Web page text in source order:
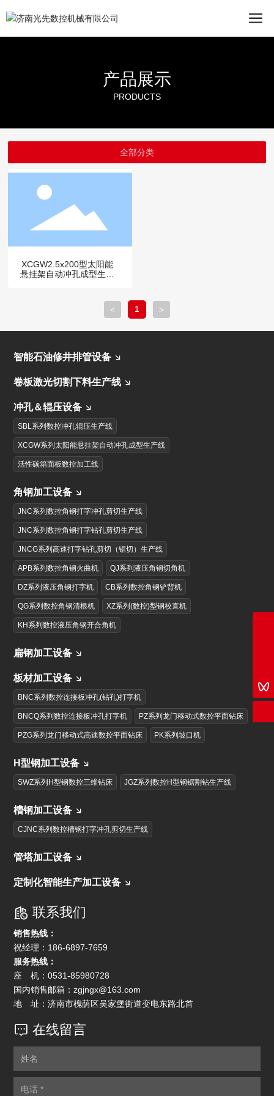
产品展示
PRODUCTS
全部分类
XCGW2.5x200型太阳能
悬挂架自动冲孔成型生产
< 1 >
智能石油修井排管设备
卷板激光切割下料生产线
冲孔＆辊压设备
SBL系列数控冲孔辊压生产线
XCGW系列太阳能悬挂架自动冲孔成型生产线
活性碳箱面板数控加工线
角钢加工设备
JNC系列数控角钢打字冲孔剪切生产线
JNC系列数控角钢打字钻孔剪切生产线
JNCG系列高速打字钻孔剪切（锯切）生产线
APB系列数控角钢火曲机 QJ系列液压角钢切角机
DZ系列液压角钢打字机 CB系列数控角钢铲背机
QG系列数控角钢清根机 XZ系列(数控)型钢校直机
KH系列数控液压角钢开合角机
扁钢加工设备
板材加工设备
BNC系列数控连接板冲孔(钻孔)打字机
BNCQ系列数控连接板冲孔打字机 PZ系列龙门移动式数控平面钻床
PZG系列龙门移动式高速数控平面钻床 PK系列坡口机
H型钢加工设备
SWZ系列H型钢数控三维钻床 JGZ系列数控H型钢锯割钻生产线
槽钢加工设备
CJNC系列数控槽钢打字冲孔剪切生产线
管塔加工设备
定制化智能生产加工设备
联系我们
销售热线：
祝经理： 186-6897-7659
服务热线：
座 机：0531-85980728
国内销售邮箱：zgjngx@163.com
地 址：济南市槐荫区吴家堡街道变电东路北首
在线留言
扫一扫微信二维码
添加微信好友